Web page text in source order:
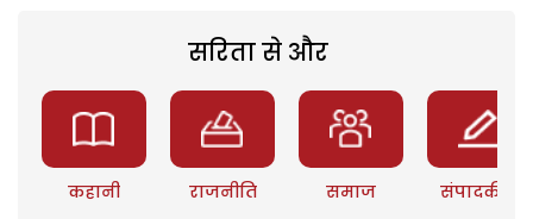
सरिता से और
कहानी राजनीति समाज संपादकीय